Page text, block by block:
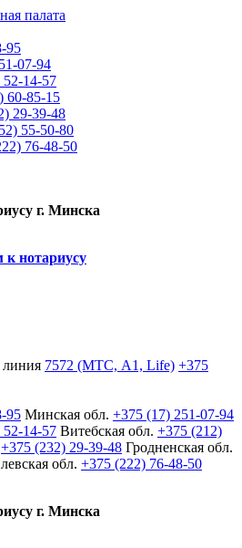
95
07-94
14-57
60-85-15
29-39-48
55-50-80
76-48-50
г. Минска
к нотариусу
7572 (МТС, A1, Life) +375
95 Минская обл. +375 (17) 251-07-94
14-57 Витебская обл. +375 (212)
+375 (232) 29-39-48 Гродненская обл.
обл. +375 (222) 76-48-50
г. Минска